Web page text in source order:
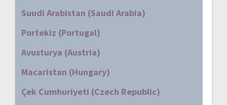
Suudi Arabistan (Saudi Arabia)
Portekiz (Portugal)
Avusturya (Austria)
Macaristan (Hungary)
Çek Cumhuriyeti (Czech Republic)